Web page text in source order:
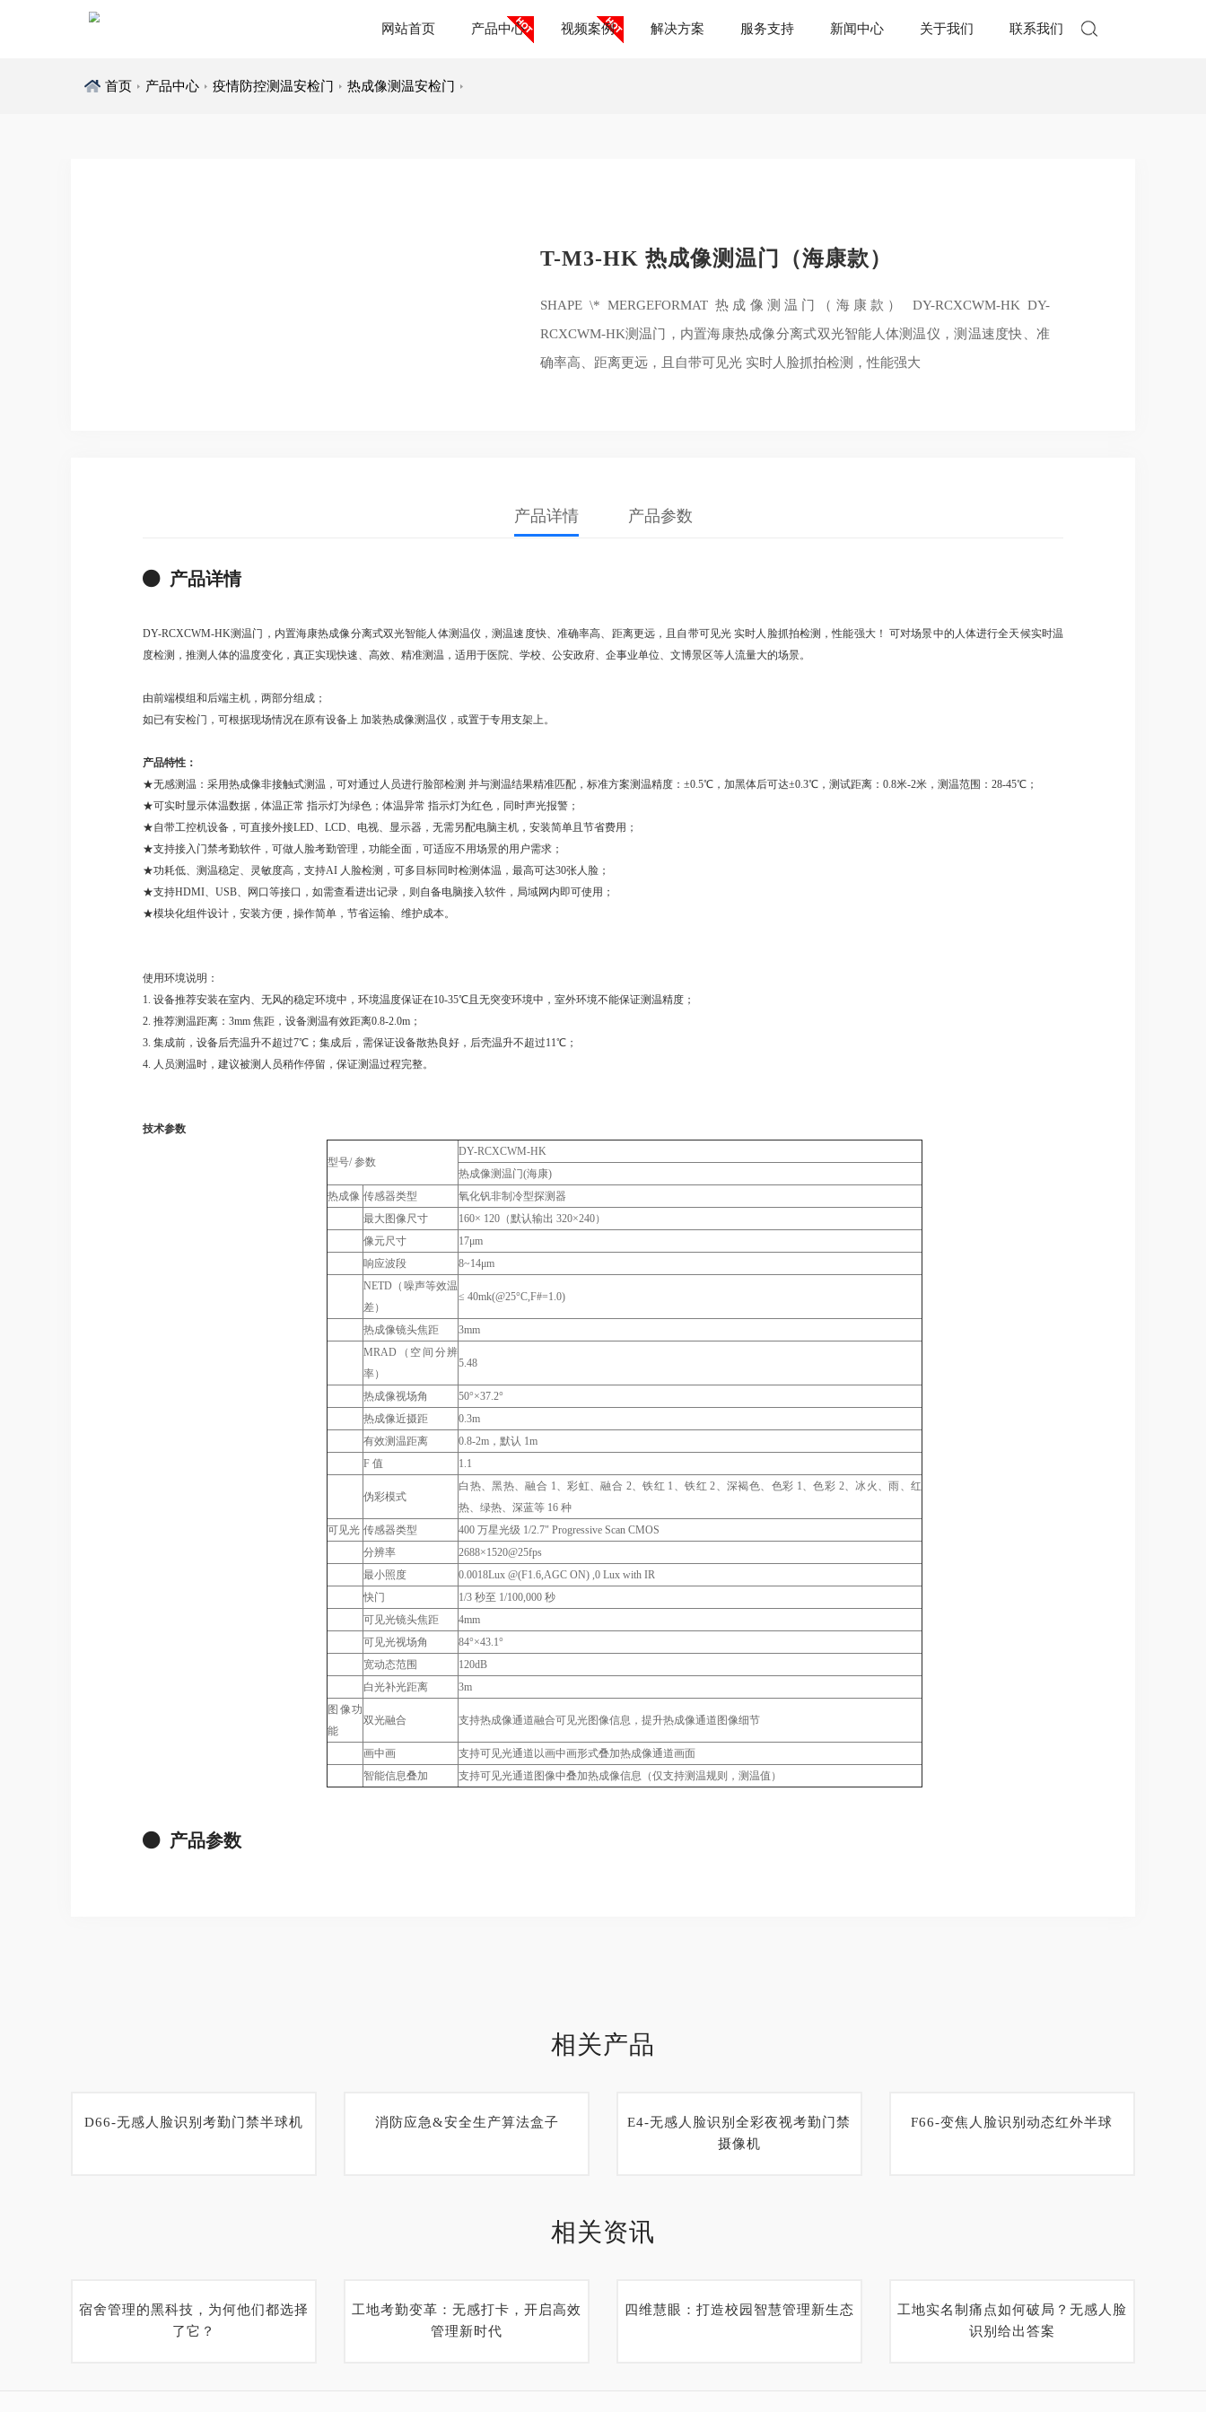
网站首页 产品中心 视频案例 解决方案 服务支持 新闻中心 关于我们 联系我们
首页 产品中心 疫情防控测温安检门 热成像测温安检门
T-M3-HK 热成像测温门（海康款）
SHAPE \* MERGEFORMAT 热成像测温门（海康款） DY-RCXCWM-HK DY-
RCXCWM-HK测温门，内置海康热成像分离式双光智能人体测温仪，测温速度快、准
确率高、距离更远，且自带可见光 实时人脸抓拍检测，性能强大
产品详情 产品参数
产品详情
DY-RCXCWM-HK测温门，内置海康热成像分离式双光智能人体测温仪，测温速度快、准确率高、距离更远，且自带可见光 实时人脸抓拍检测，性能强大！ 可对场景中的人体进行全天候实时温
度检测，推测人体的温度变化，真正实现快速、高效、精准测温，适用于医院、学校、公安政府、企事业单位、文博景区等人流量大的场景。
由前端模组和后端主机，两部分组成；
如已有安检门，可根据现场情况在原有设备上 加装热成像测温仪，或置于专用支架上。
产品特性：
★无感测温：采用热成像非接触式测温，可对通过人员进行脸部检测 并与测温结果精准匹配，标准方案测温精度：±0.5℃，加黑体后可达±0.3℃，测试距离：0.8米-2米，测温范围：28-45℃；
★可实时显示体温数据，体温正常 指示灯为绿色；体温异常 指示灯为红色，同时声光报警；
★自带工控机设备，可直接外接LED、LCD、电视、显示器，无需另配电脑主机，安装简单且节省费用；
★支持接入门禁考勤软件，可做人脸考勤管理，功能全面，可适应不用场景的用户需求；
★功耗低、测温稳定、灵敏度高，支持AI 人脸检测，可多目标同时检测体温，最高可达30张人脸；
★支持HDMI、USB、网口等接口，如需查看进出记录，则自备电脑接入软件，局域网内即可使用；
★模块化组件设计，安装方便，操作简单，节省运输、维护成本。
使用环境说明：
1. 设备推荐安装在室内、无风的稳定环境中，环境温度保证在10-35℃且无突变环境中，室外环境不能保证测温精度；
2. 推荐测温距离：3mm 焦距，设备测温有效距离0.8-2.0m；
3. 集成前，设备后壳温升不超过7℃；集成后，需保证设备散热良好，后壳温升不超过11℃；
4. 人员测温时，建议被测人员稍作停留，保证测温过程完整。
技术参数
型号/ 参数
DY-RCXCWM-HK
热成像测温门(海康)
热成像 传感器类型
氧化钒非制冷型探测器
最大图像尺寸
160× 120（默认输出 320×240）
像元尺寸
17μm
响应波段
8~14μm
NETD（噪声等效温
差）
≤ 40mk(@25°C,F#=1.0)
热成像镜头焦距
3mm
MRAD（空间分辨
率）
5.48
热成像视场角
50°×37.2°
热成像近摄距
0.3m
有效测温距离
0.8-2m，默认 1m
F 值
1.1
伪彩模式
白热、黑热、融合 1、彩虹、融合 2、铁红 1、铁红 2、深褐色、色彩 1、色彩 2、冰火、雨、红
热、绿热、深蓝等 16 种
可见光 传感器类型
400 万星光级 1/2.7" Progressive Scan CMOS
分辨率
2688×1520@25fps
最小照度
0.0018Lux @(F1.6,AGC ON) ,0 Lux with IR
快门
1/3 秒至 1/100,000 秒
可见光镜头焦距
4mm
可见光视场角
84°×43.1°
宽动态范围
120dB
白光补光距离
3m
图像功
能
双光融合 支持热成像通道融合可见光图像信息，提升热成像通道图像细节
画中画
支持可见光通道以画中画形式叠加热成像通道画面
智能信息叠加
支持可见光通道图像中叠加热成像信息（仅支持测温规则，测温值）
产品参数
相关产品
D66-无感人脸识别考勤门禁半球机 消防应急&安全生产算法盒子
E4-无感人脸识别全彩夜视考勤门禁
摄像机
F66-变焦人脸识别动态红外半球
相关资讯
宿舍管理的黑科技，为何他们都选择
了它？
工地考勤变革：无感打卡，开启高效
管理新时代
四维慧眼：打造校园智慧管理新生态
工地实名制痛点如何破局？无感人脸
识别给出答案